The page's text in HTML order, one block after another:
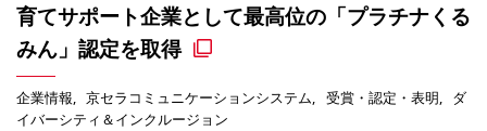
育てサポート企業として最高位の「プラチナくる
みん」認定を取得
企業情報 京セラコミュニケーションシステム 受賞・認定・表明
ダ
イバーシティ＆インクルージョン